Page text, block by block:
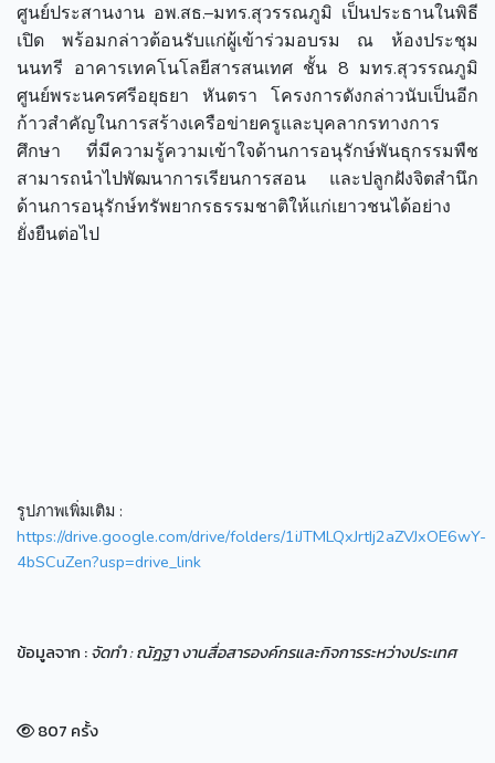
ศูนย์ประสานงาน อพ.สธ.–มทร.สุวรรณภูมิ เป็นประธานในพิธี
เปิด พร้อมกล่าวต้อนรับแก่ผู้เข้าร่วมอบรม ณ ห้องประชุม
นนทรี อาคารเทคโนโลยีสารสนเทศ ชั้น 8 มทร.สุวรรณภูมิ
ศูนย์พระนครศรีอยุธยา หันตรา โครงการดังกล่าวนับเป็นอีก
ก้าวสำคัญในการสร้างเครือข่ายครูและบุคลากรทางการ
ศึกษา ที่มีความรู้ความเข้าใจด้านการอนุรักษ์พันธุกรรมพืช
สามารถนำไปพัฒนาการเรียนการสอน และปลูกฝังจิตสำนึก
ด้านการอนุรักษ์ทรัพยากรธรรมชาติให้แก่เยาวชนได้อย่าง
ยั่งยืนต่อไป
รูปภาพเพิ่มเติม :
https://drive.google.com/drive/folders/1iJTMLQxJrtIj2aZVJxOE6wY-
4bSCuZen?usp=drive_link
ข้อมูลจาก :จัดทำ : ณัฎฐา งานสื่อสารองค์กรและกิจการระหว่างประเทศ
807 ครั้ง